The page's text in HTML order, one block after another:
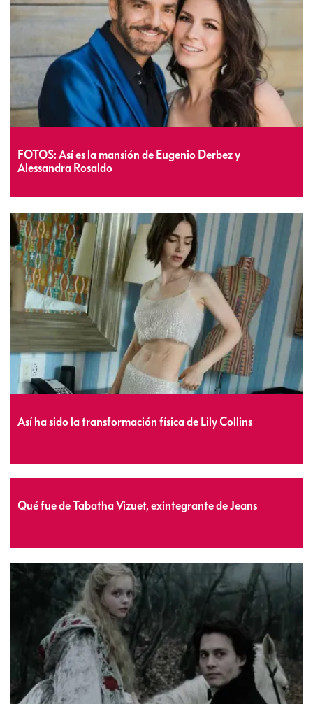
FOTOS: Así es la mansión de Eugenio Derbez y
Alessandra Rosaldo
Así ha sido la transformación física de Lily Collins
Qué fue de Tabatha Vizuet, exintegrante de Jeans